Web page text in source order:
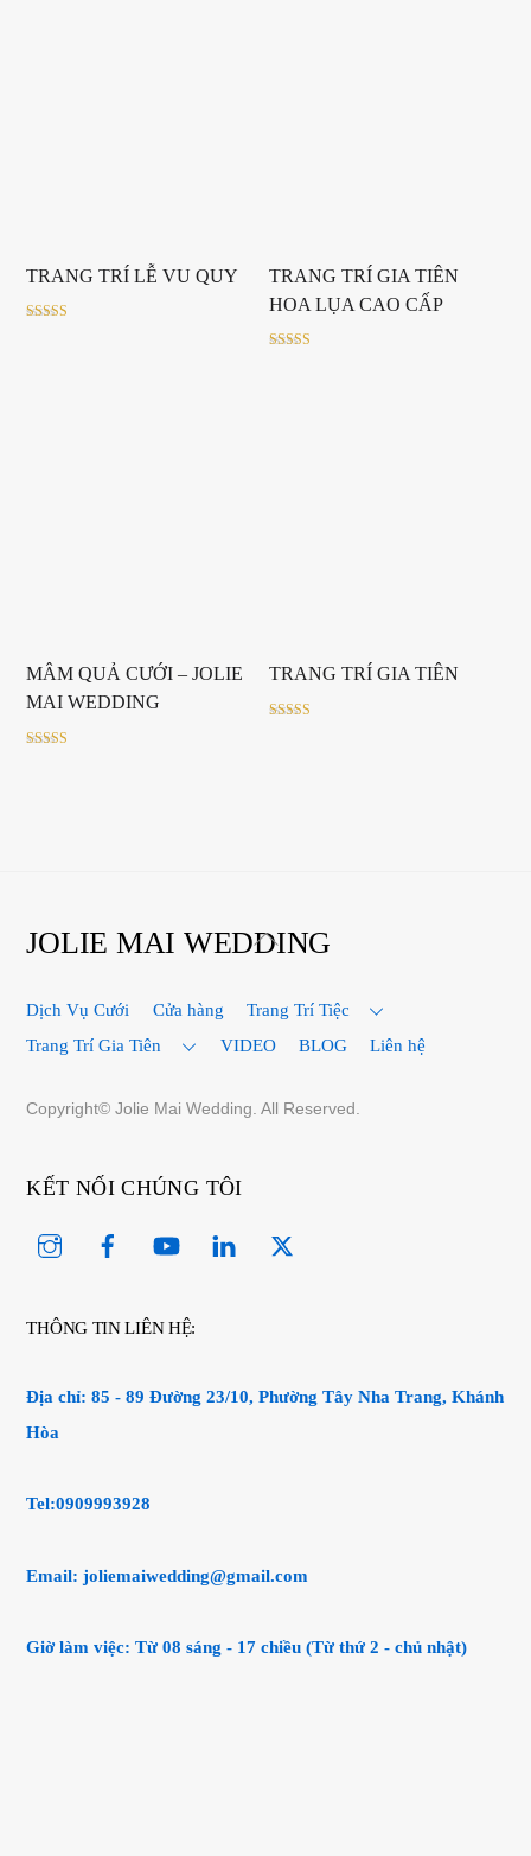
TRANG TRÍ LỄ VU QUY
TRANG TRÍ GIA TIÊN
HOA LỤA CAO CẤP
MÂM QUẢ CƯỚI – JOLIE
MAI WEDDING
TRANG TRÍ GIA TIÊN
Back
Top
JOLIE MAI WEDDING
Dịch Vụ Cưới Cửa hàng
Trang Trí Tiệc
Trang Trí Gia Tiên
VIDEO BLOG Liên hệ
Copyright© Jolie Mai Wedding. All Reserved.
KẾT NỐI CHÚNG TÔI
Instagram Facebook YouTube Linked
THÔNG TIN LIÊN HỆ:
Địa chỉ: 85 - 89 Đường 23/10, Phường Tây Nha Trang, Khánh
Hòa
Tel:0909993928
Email: joliemaiwedding@gmail.com
Giờ làm việc: Từ 08 sáng - 17 chiều (Từ thứ 2 - chủ nhật)